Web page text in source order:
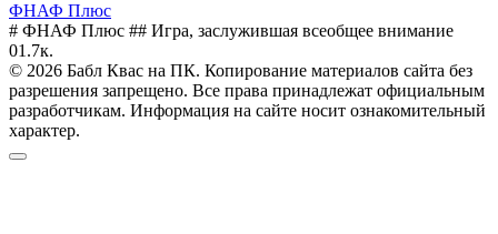
ФНАФ Плюс
# ФНАФ Плюс ## Игра, заслужившая всеобщее внимание
01.7к.
© 2026 Бабл Квас на ПК. Копирование материалов сайта без
разрешения запрещено. Все права принадлежат официальным
разработчикам. Информация на сайте носит ознакомительный
характер.